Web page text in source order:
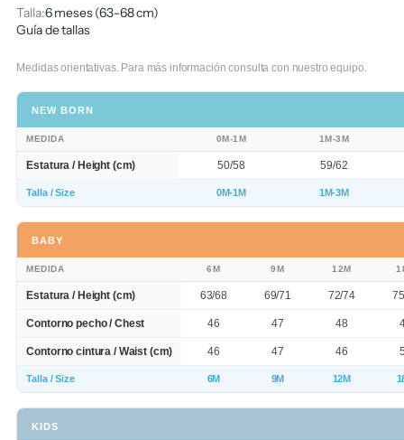
Talla:6 meses (63-68 cm)
Guía de tallas
Medidas orientativas. Para más información consulta con nuestro equipo.
NEW BORN
MEDIDA 0M-1M 1M-3M
Estatura / Height (cm) 50/58 59/62
Talla / Size 0M-1M 1M-3M
BABY
MEDIDA 6M 9M 12M
Estatura / Height (cm) 63/68 69/71 72/74
Contorno pecho / Chest 46 47 48
Contorno cintura / Waist (cm) 46 47 46
Talla / Size 6M 9M 12M
KIDS